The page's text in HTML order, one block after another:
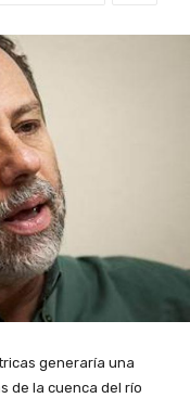
generaría una
de la cuenca del río